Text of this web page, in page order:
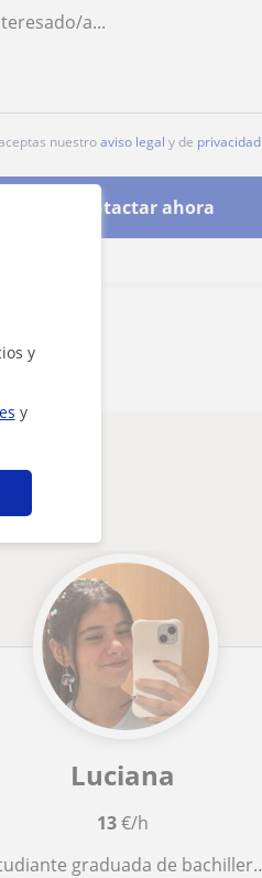
y
y
nuestroaviso legal y de privacidad
Contactar ahora
Luciana
13€/h
graduada de bachillerato con muchísimo interés por el inglés. Me gustaría dar clases a los más pequeños aunque siempre estoy abierta a otro tipo de público